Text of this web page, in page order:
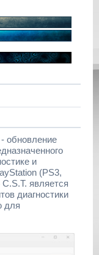
обновление
и
(PS3,
является
диагностики
для